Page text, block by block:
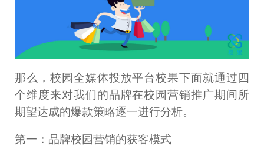
那么，校园全媒体投放平台校果下面就通过四
个维度来对我们的品牌在校园营销推广期间所
期望达成的爆款策略逐一进行分析。
第一：品牌校园营销的获客模式